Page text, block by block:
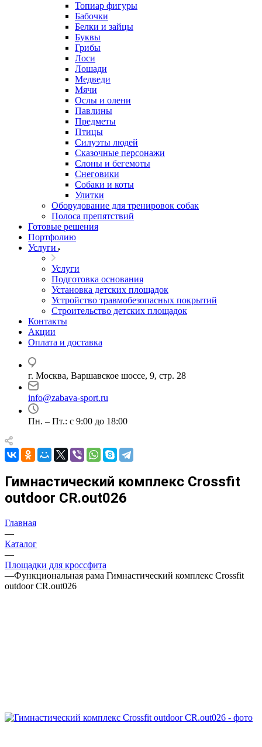
Топиар фигуры
Бабочки
Белки и зайцы
Буквы
Грибы
Лоси
Лошади
Медведи
Мячи
Ослы и олени
Павлины
Предметы
Птицы
Силуэты людей
Сказочные персонажи
Слоны и бегемоты
Снеговики
Собаки и коты
Улитки
Оборудование для тренировок собак
Полоса препятствий
Готовые решения
Портфолию
Услуги
Услуги
Подготовка основания
Установка детских площадок
Устройство травмобезопасных покрытий
Строительство детских площадок
Контакты
Акции
Оплата и доставка
г. Москва, Варшавское шоссе, 9, стр. 28
info@zabava-sport.ru
Пн. – Пт.: с 9:00 до 18:00
Гимнастический комплекс Crossfit
outdoor CR.out026
Главная
—
Каталог
—
Площадки для кроссфита
—Функциональная рама Гимнастический комплекс Crossfit
outdoor CR.out026